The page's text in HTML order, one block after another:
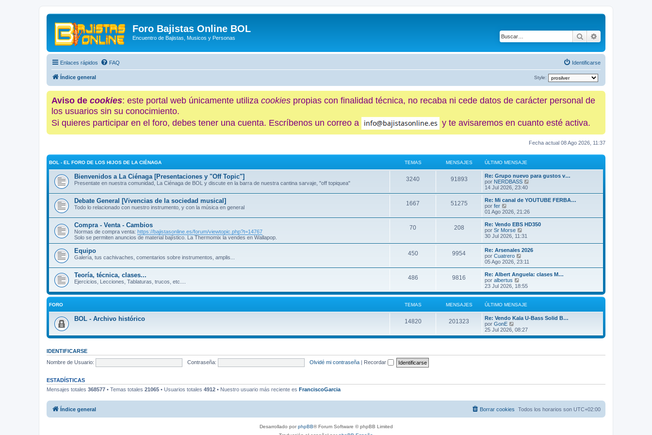
Foro Bajistas Online BOL
Encuentro de Bajistas, Musicos y Personas Buscar
Enlaces rápidos FAQ Identificarse
Índice general Style:
Aviso de cookies: este portal web únicamente utiliza cookies propias con finalidad técnica, no recaba ni cede datos de carácter personal de
los usuarios sin su conocimiento.
Si quieres participar en el foro, debes tener una cuenta. Escríbenos un correo a
y te avisaremos en cuanto esté activa.
Fecha actual 08 Ago 2026, 11:37
BOL - EL FORO DE LOS HIJOS DE LA CIÉNAGA TEMAS MENSAJES ÚLTIMO MENSAJE
Bienvenidos a La Ciénaga [Presentaciones y "Off Topic"]
Presentate en nuestra comunidad, La Ciénaga de BOL y discute en la barra de nuestra cantina sarvaje, "off topiquea"
3240 91893
Re: Grupo nuevo para gustos v…
por NERDBASS
r
ú
t
m
o
n
s
e
14 Jul 2026, 23:40
Debate General [Vivencias de la sociedad musical]
Todo lo relacionado con nuestro instrumento, y con la música en general
1667 51275
Re: Mi canal de YOUTUBE FERBA…
por fer
e
r
ú
l
t
m
o
m
e
n
s
a
j
e
01 Ago 2026, 21:26
Compra - Venta - Cambios
Normas de compra venta: https://bajistasonline.es/forum/viewtopic.php?t=14767
Solo se permiten anuncios de material bajístico. La Thermomix la vendes en Wallapop.
70 208
Re: Vendo EBS HD350
por Sr Morse
e
ú
l
i
o
e
n
s
a
j
e
30 Jul 2026, 11:31
Equipo
Galería, tus cachivaches, comentarios sobre instrumentos, amplis...
450 9954
Re: Arsenales 2026
por Cuatrero
e
r
ú
l
t
m
o
m
e
n
a
j
05 Ago 2026, 23:11
Teoría, técnica, clases...
Ejercicios, Lecciones, Tablaturas, trucos, etc....
486 9816
Re: Albert Anguela: clases M…
por albertus
e
r
ú
l
m
m
e
a
23 Jul 2026, 18:55
FORO TEMAS MENSAJES ÚLTIMO MENSAJE
BOL - Archivo histórico 14820 201323
Re: Vendo Kala U-Bass Solid B…
por GonE
e
r
25 Jul 2026, 08:27
IDENTIFICARSE
Nombre de Usuario:
Contraseña: Olvidé mi contraseña | Recordar
ESTADÍSTICAS
Mensajes totales 368577 • Temas totales 21065 • Usuarios totales 4912 • Nuestro usuario más reciente es FranciscoGarcia
Índice general Todos los horarios son UTC+02:00
Borrar cookies
Desarrollado porphpBB® Forum Software © phpBB Limited